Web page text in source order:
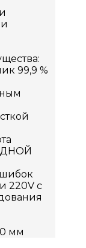
99,9 %
220V с
мм